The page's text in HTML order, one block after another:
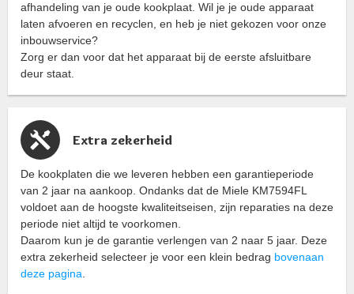
afhandeling van je oude kookplaat. Wil je je oude apparaat
laten afvoeren en recyclen, en heb je niet gekozen voor onze
inbouwservice?
Zorg er dan voor dat het apparaat bij de eerste afsluitbare
deur staat.
Extra zekerheid
De kookplaten die we leveren hebben een garantieperiode
van 2 jaar na aankoop. Ondanks dat de Miele KM7594FL
voldoet aan de hoogste kwaliteitseisen, zijn reparaties na deze
periode niet altijd te voorkomen.
Daarom kun je de garantie verlengen van 2 naar 5 jaar. Deze
extra zekerheid selecteer je voor een klein bedrag bovenaan
deze pagina